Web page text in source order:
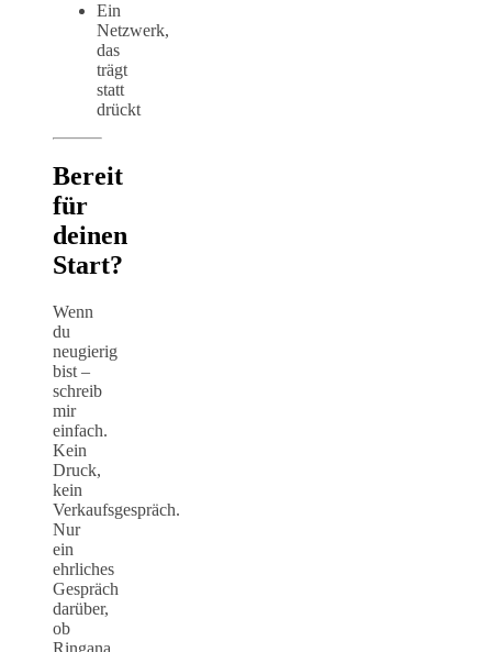
Ein
Netzwerk,
das
trägt
statt
drückt
Bereit
für
deinen
Start?
Wenn
du
neugierig
bist –
schreib
mir
einfach.
Kein
Druck,
kein
Verkaufsgespräch.
Nur
ein
ehrliches
Gespräch
darüber,
ob
Ringana